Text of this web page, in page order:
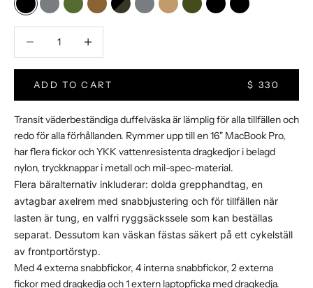
Svart VXGrå VXOliv VXCoyote VXSvart kamouflage
Grå HTBrun vaxad canvas
Olivfärgad vaxad canvas
Svart vaxad canvas
Svart HT
ADD TO CART $ 330
Transit väderbeständiga duffelväska är lämplig för alla tillfällen och
redo för alla förhållanden. Rymmer upp till en 16" MacBook Pro,
har flera fickor och YKK vattenresistenta dragkedjor i belagd
nylon, tryckknappar i metall och mil-spec-material.
Flera bäralternativ inkluderar: dolda grepphandtag, en
avtagbar axelrem med snabbjustering och för tillfällen när
lasten är tung, en valfri ryggsäckssele som kan beställas
separat. Dessutom kan väskan fästas säkert på ett cykelställ
av frontportörstyp.
Med 4 externa snabbfickor, 4 interna snabbfickor, 2 externa
fickor med dragkedja och 1 extern laptopficka med dragkedja.